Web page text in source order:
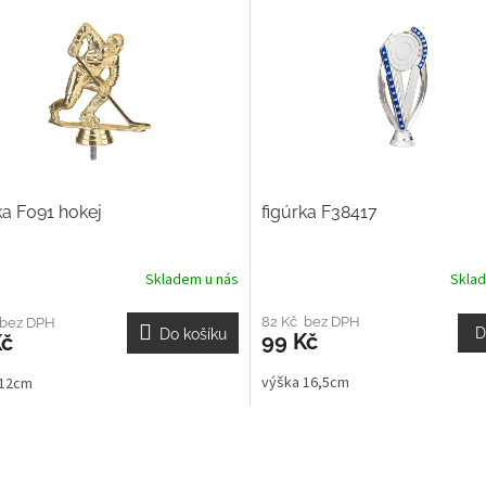
F091 hokej
Skladem u nás
DPH
Do košíku
figúrka F38417
82 Kč bez DPH
99 Kč
výška 16,5cm